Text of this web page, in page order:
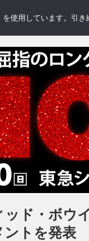
FEATURE
ド・ボウ
トを発表
使用しています。引